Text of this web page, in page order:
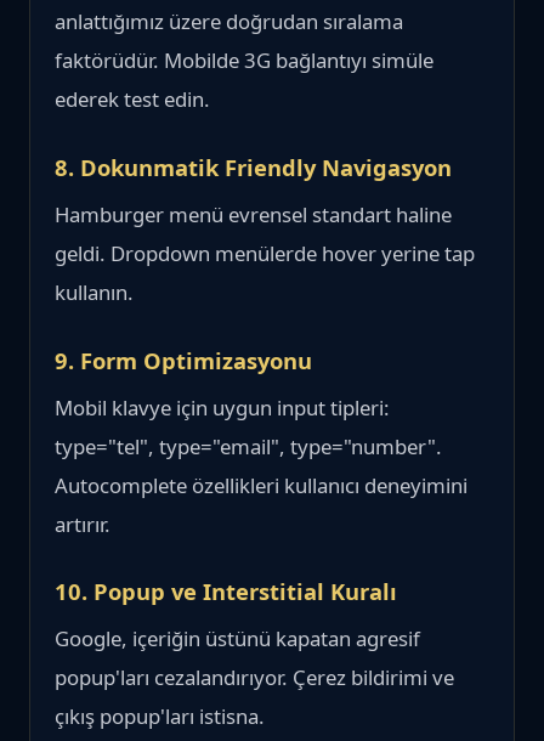
anlattığımız üzere doğrudan sıralama
faktörüdür. Mobilde 3G bağlantıyı simüle
ederek test edin.
8. Dokunmatik Friendly Navigasyon
Hamburger menü evrensel standart haline
geldi. Dropdown menülerde hover yerine tap
kullanın.
9. Form Optimizasyonu
Mobil klavye için uygun input tipleri:
type="tel", type="email", type="number".
Autocomplete özellikleri kullanıcı deneyimini
artırır.
10. Popup ve Interstitial Kuralı
Google, içeriğin üstünü kapatan agresif
popup'ları cezalandırıyor. Çerez bildirimi ve
çıkış popup'ları istisna.